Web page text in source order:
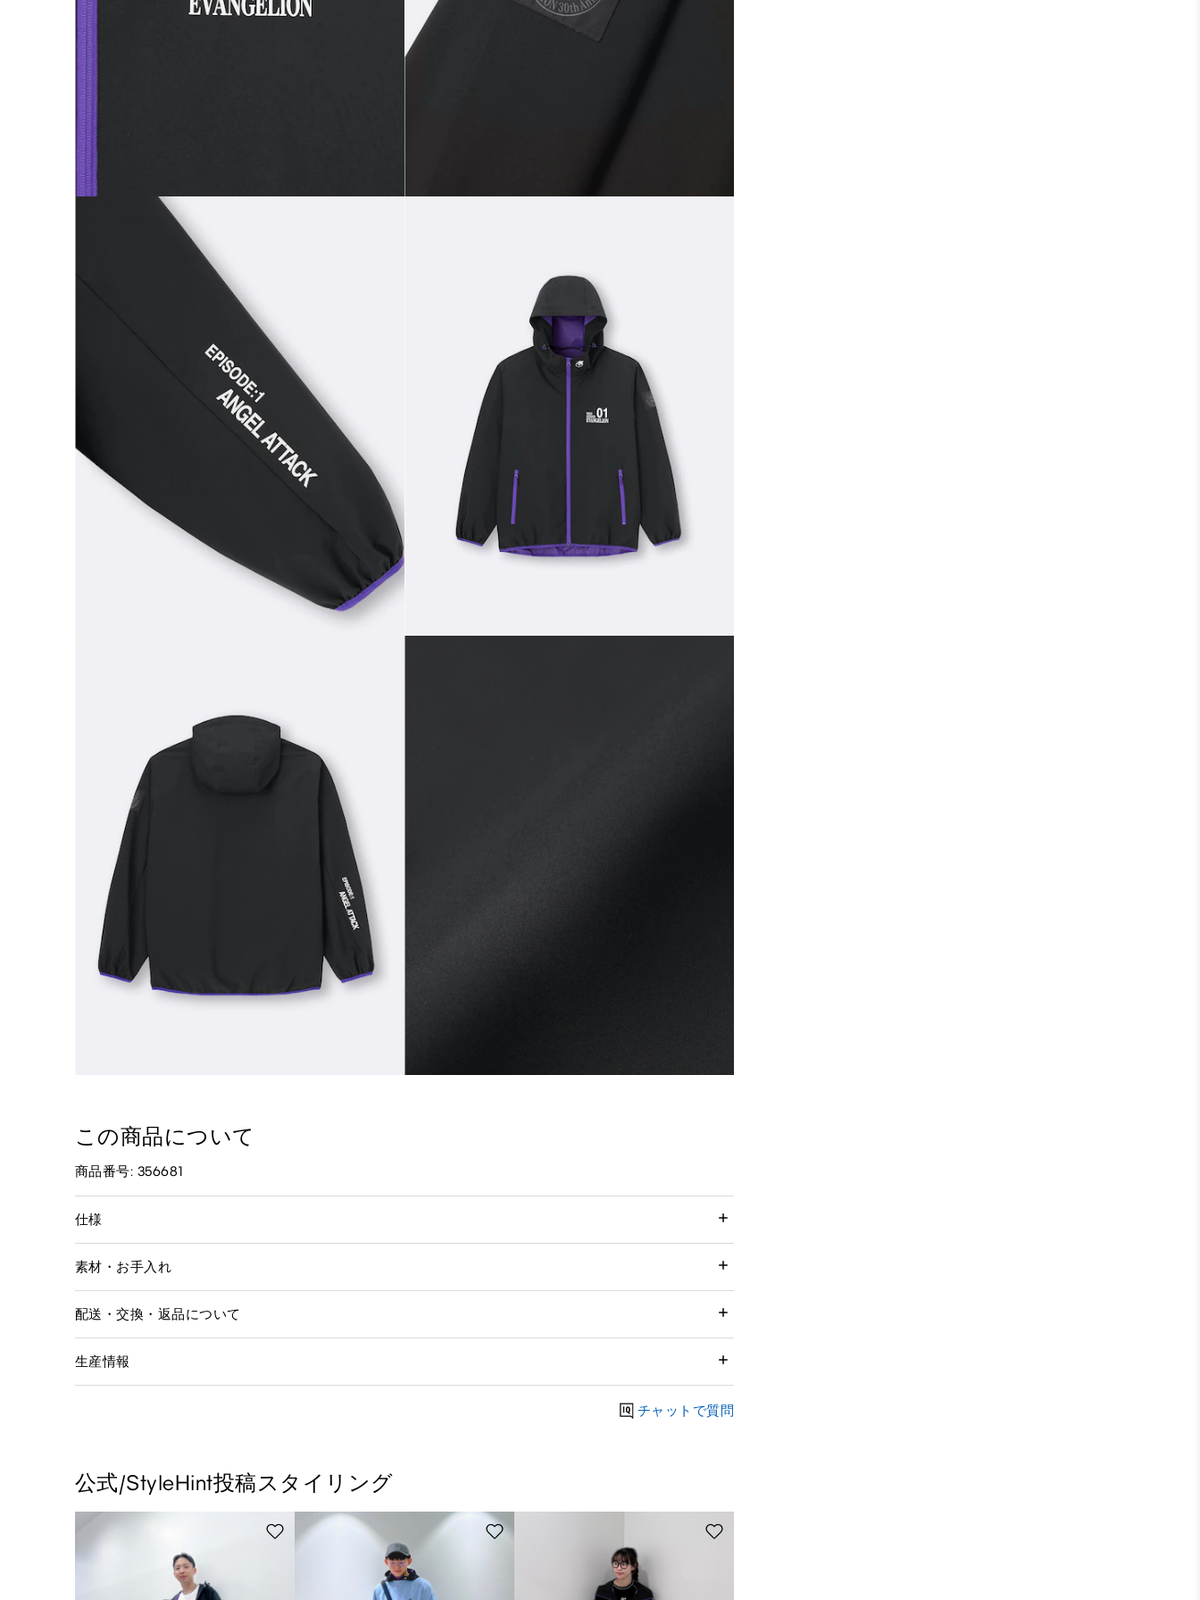
この商品について
商品番号: 356681
仕様
素材・お手入れ
配送・交換・返品について
生産情報
チャットで質問
公式/StyleHint投稿スタイリング